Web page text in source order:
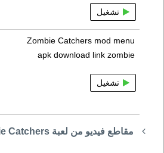
تشغيل
Zombie Catchers mod menu
apk download link zombie
تشغيل
مقاطع فيديو من لعبة Zombie Catchers